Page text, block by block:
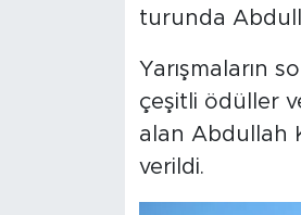
turunda
Yarışmaların
çeşitli ödüller
alan Abdullah
verildi.